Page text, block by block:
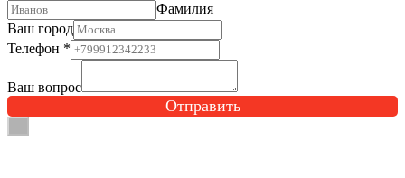
Фамилия
Ваш город
Телефон *
Ваш вопрос
Отправить